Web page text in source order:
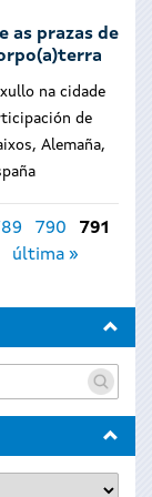
as prazas de
na cidade
de
Alemaña,
790
791
última »